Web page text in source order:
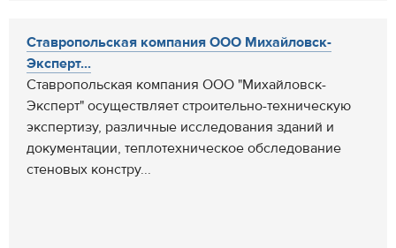
Ставропольская компания ООО Михайловск-
Эксперт...
Ставропольская компания ООО "Михайловск-
Эксперт" осуществляет строительно-техническую
экспертизу, различные исследования зданий и
документации, теплотехническое обследование
стеновых констру...